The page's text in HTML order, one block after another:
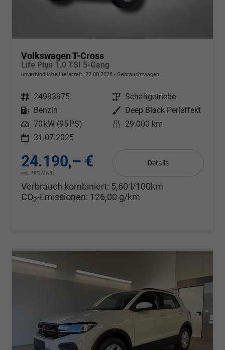
Volkswagen T-Cross
Life Plus 1.0 TSI 5-Gang
unverbindliche Lieferzeit: 22.08.2028 Gebrauchtwagen
Fahrzeugnr. 24993975 Getriebe Schaltgetriebe
Kraftstoff
Benzin Außenfarbe
Deep Black Perleffekt
Leistung 70 kW (95 PS) Kilometerstand 29.000 km
31.07.2025
24.190,– €
incl. 19% MwSt.
Details
Verbrauch kombiniert: 5,60 l/100km
CO2-Emissionen: 126,00 g/km